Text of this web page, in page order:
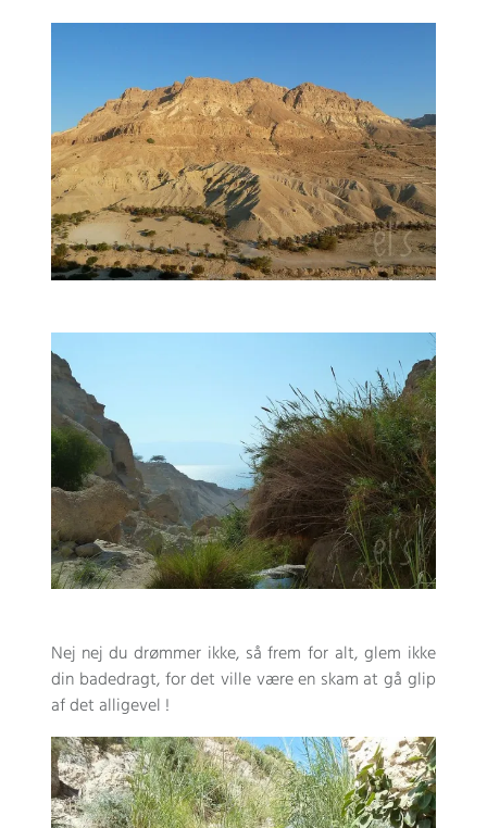
Nej nej du drømmer ikke, så frem for alt, glem ikke
din badedragt, for det ville være en skam at gå glip
af det alligevel !